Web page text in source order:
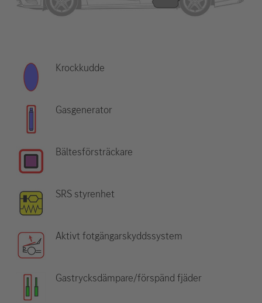
Krockkudde
Gasgenerator
Bältesförsträckare
SRS styrenhet
Aktivt fotgängarskyddssystem
Gastrycksdämpare/förspänd fjäder